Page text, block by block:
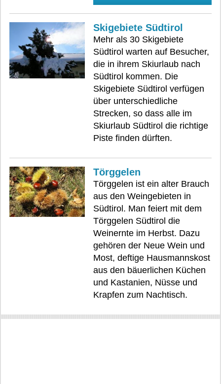
Skigebiete Südtirol
Mehr als 30 Skigebiete
Südtirol warten auf Besucher,
die in ihrem Skiurlaub nach
Südtirol kommen. Die
Skigebiete Südtirol verfügen
über unterschiedliche
Strecken, so dass alle im
Skiurlaub Südtirol die richtige
Piste finden dürften.
Törggelen
Törggelen ist ein alter Brauch
aus den Weingebieten in
Südtirol. Man feiert mit dem
Törggelen Südtirol die
Weinernte im Herbst. Dazu
gehören der Neue Wein und
Most, deftige Hausmannskost
aus den bäuerlichen Küchen
und Kastanien, Nüsse und
Krapfen zum Nachtisch.